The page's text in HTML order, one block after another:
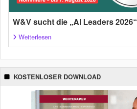
W&V sucht die „AI Leaders 2026“
Weiterlesen
KOSTENLOSER DOWNLOAD